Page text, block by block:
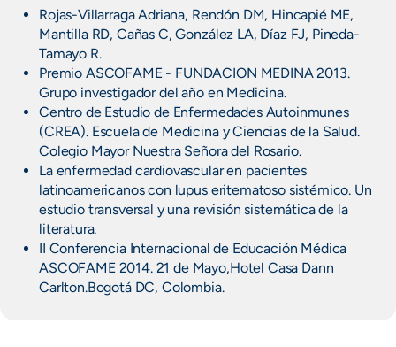
Rojas-Villarraga Adriana, Rendón DM, Hincapié ME,
Mantilla RD, Cañas C, González LA, Díaz FJ, Pineda-
Tamayo R.
Premio ASCOFAME - FUNDACION MEDINA 2013.
Grupo investigador del año en Medicina.
Centro de Estudio de Enfermedades Autoinmunes
(CREA). Escuela de Medicina y Ciencias de la Salud.
Colegio Mayor Nuestra Señora del Rosario.
La enfermedad cardiovascular en pacientes
latinoamericanos con lupus eritematoso sistémico. Un
estudio transversal y una revisión sistemática de la
literatura.
II Conferencia Internacional de Educación Médica
ASCOFAME 2014. 21 de Mayo,Hotel Casa Dann
Carlton.Bogotá DC, Colombia.